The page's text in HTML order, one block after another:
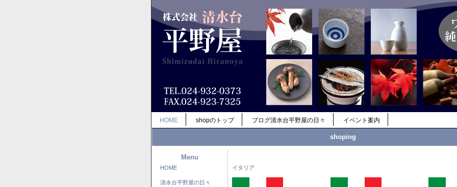
HOME shopのトップ ブログ清水台平野屋の日々 イベント案内
shoping
Menu
HOME
清水台平野屋の日々
イタリア